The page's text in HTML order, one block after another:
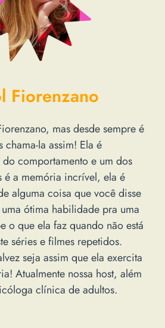
Fiorenzano
mas desde sempre é
la assim! Ela é
comportamento e um dos
é a memória incrível, ela é
alguma coisa que você disse
ótima habilidade pra uma
o que ela faz quando não está
séries e filmes repetidos.
seja assim que ela exercita
Atualmente nossa host, além
clínica de adultos.